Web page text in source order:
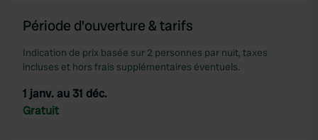
our social media, advertising and analytics partners who
may combine it with other information that you’ve
provided to them or that they’ve collected from your use
of their services.
Période d'ouverture & tarifs
Indication de prix basée sur 2 personnes par nuit, taxes
incluses et hors frais supplémentaires éventuels.
1 janv. au 31 déc.
Gratuit